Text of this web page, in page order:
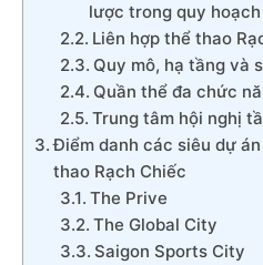
lược trong quy hoạch
Liên hợp thể thao
Quy mô, hạ tầng và
Quần thể đa chức
Trung tâm hội nghị
Điểm danh các siêu dự
thao Rạch Chiếc
The Prive
The Global City
Saigon Sports City